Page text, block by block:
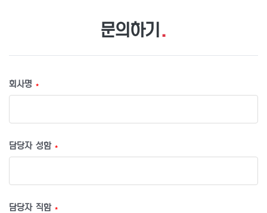
문의하기 .
회사명 *
담당자 성함 *
담당자 직함 *